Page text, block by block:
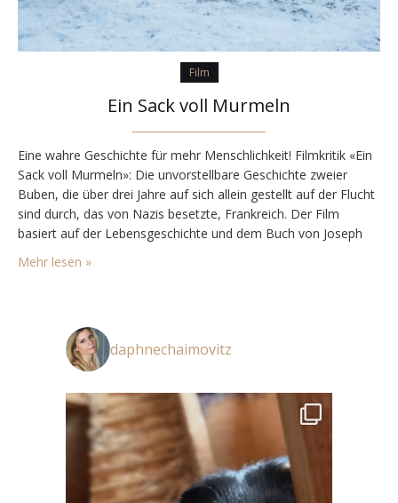
Film
Ein Sack voll Murmeln
Eine wahre Geschichte für mehr Menschlichkeit! Filmkritik «Ein
Sack voll Murmeln»: Die unvorstellbare Geschichte zweier
Buben, die über drei Jahre auf sich allein gestellt auf der Flucht
sind durch, das von Nazis besetzte, Frankreich. Der Film
basiert auf der Lebensgeschichte und dem Buch von Joseph
Joffo. Unglaublich berührend, traurig und auch zutreffend auf
Mehr lesen »
daphnechaimovitz